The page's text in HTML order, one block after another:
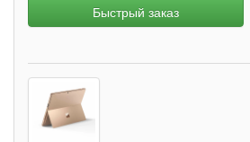
Быстрый заказ